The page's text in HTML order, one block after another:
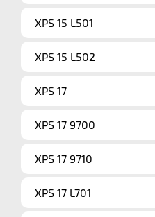
XPS 15 L501
XPS 15 L502
XPS 17
XPS 17 9700
XPS 17 9710
XPS 17 L701